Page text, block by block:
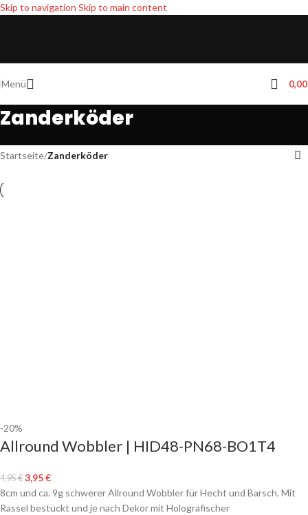
Skip to navigation Skip to main content
Menü
Zanderköder
Startseite/Zanderköder
-20%
Allround Wobbler | HID48-PN68-BO1T4
4,95€ 3,95€
8cm und ca. 9g schwerer Allround Wobbler für Hecht und Barsch. Mit
Rassel bestückt und je nach Dekor mit Holografischer